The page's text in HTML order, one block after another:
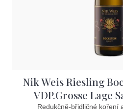
Nik Weis Riesling
VDP.Grosse Lage
Redukčně-břidličné koření